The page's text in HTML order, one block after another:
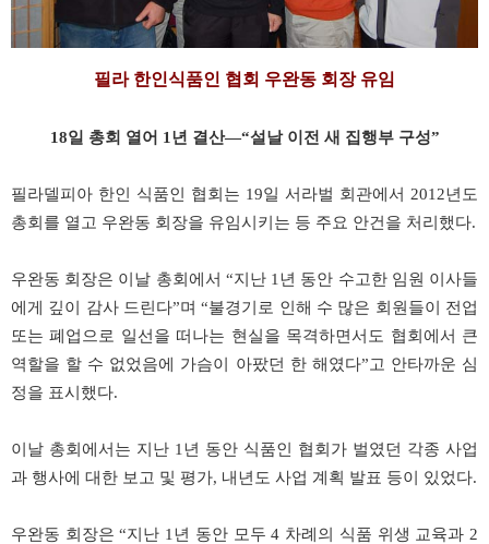
필라 한인식품인 협회 우완동 회장 유임
18일 총회 열어 1년 결산—“설날 이전 새 집행부 구성”
필라델피아 한인 식품인 협회는 19일 서라벌 회관에서 2012년도
총회를 열고 우완동 회장을 유임시키는 등 주요 안건을 처리했다.
우완동 회장은 이날 총회에서 “지난 1년 동안 수고한 임원 이사들
에게 깊이 감사 드린다”며 “불경기로 인해 수 많은 회원들이 전업
또는 폐업으로 일선을 떠나는 현실을 목격하면서도 협회에서 큰
역할을 할 수 없었음에 가슴이 아팠던 한 해였다”고 안타까운 심
정을 표시했다.
이날 총회에서는 지난 1년 동안 식품인 협회가 벌였던 각종 사업
과 행사에 대한 보고 및 평가, 내년도 사업 계획 발표 등이 있었다.
우완동 회장은 “지난 1년 동안 모두 4 차례의 식품 위생 교육과 2